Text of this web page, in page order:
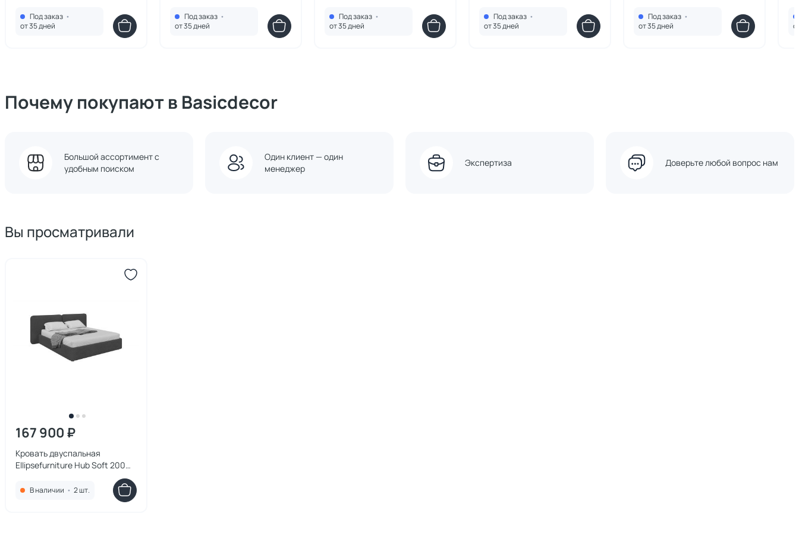
HU010105350499
Под заказ •
от 35 дней
HU010105360499
Под заказ •
от 35 дней
HU010105370499
Под заказ •
от 35 дней
HU010107350499
Под заказ •
от 35 дней
HU010107370499
Под заказ •
от 35 дней
Почему покупают в Basicdecor
Большой ассортимент с
удобным поиском
Один клиент — один
менеджер
Экспертиза Доверьте любой вопрос нам
Вы просматривали
167 900 ₽
Кровать двуспальная
Ellipsefurniture Hub Soft 200
HU010108370199
В наличии • 2 шт.